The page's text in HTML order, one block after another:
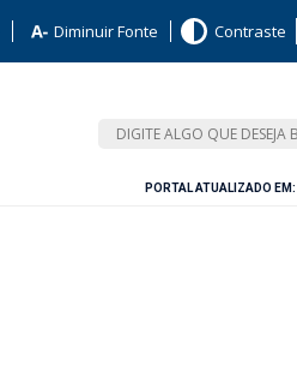
Diminuir Fonte Contraste
PORTAL ATUALIZADO EM: